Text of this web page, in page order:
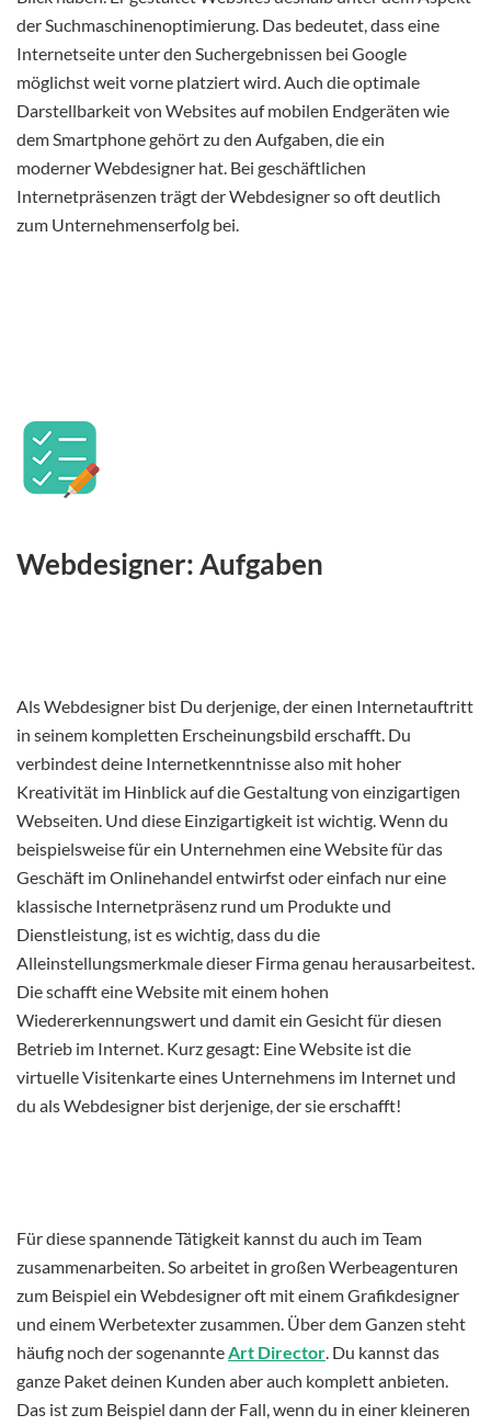
der Suchmaschinenoptimierung. Das bedeutet, dass eine
Internetseite unter den Suchergebnissen bei Google
möglichst weit vorne platziert wird. Auch die optimale
Darstellbarkeit von Websites auf mobilen Endgeräten wie
dem Smartphone gehört zu den Aufgaben, die ein
moderner Webdesigner hat. Bei geschäftlichen
Internetpräsenzen trägt der Webdesigner so oft deutlich
zum Unternehmenserfolg bei.
Webdesigner: Aufgaben
Als Webdesigner bist Du derjenige, der einen Internetauftritt
in seinem kompletten Erscheinungsbild erschafft. Du
verbindest deine Internetkenntnisse also mit hoher
Kreativität im Hinblick auf die Gestaltung von einzigartigen
Webseiten. Und diese Einzigartigkeit ist wichtig. Wenn du
beispielsweise für ein Unternehmen eine Website für das
Geschäft im Onlinehandel entwirfst oder einfach nur eine
klassische Internetpräsenz rund um Produkte und
Dienstleistung, ist es wichtig, dass du die
Alleinstellungsmerkmale dieser Firma genau herausarbeitest.
Die schafft eine Website mit einem hohen
Wiedererkennungswert und damit ein Gesicht für diesen
Betrieb im Internet. Kurz gesagt: Eine Website ist die
virtuelle Visitenkarte eines Unternehmens im Internet und
du als Webdesigner bist derjenige, der sie erschafft!
Für diese spannende Tätigkeit kannst du auch im Team
zusammenarbeiten. So arbeitet in großen Werbeagenturen
zum Beispiel ein Webdesigner oft mit einem Grafikdesigner
und einem Werbetexter zusammen. Über dem Ganzen steht
häufig noch der sogenannteArt Director. Du kannst das
ganze Paket deinen Kunden aber auch komplett anbieten.
Das ist zum Beispiel dann der Fall, wenn du in einer kleineren